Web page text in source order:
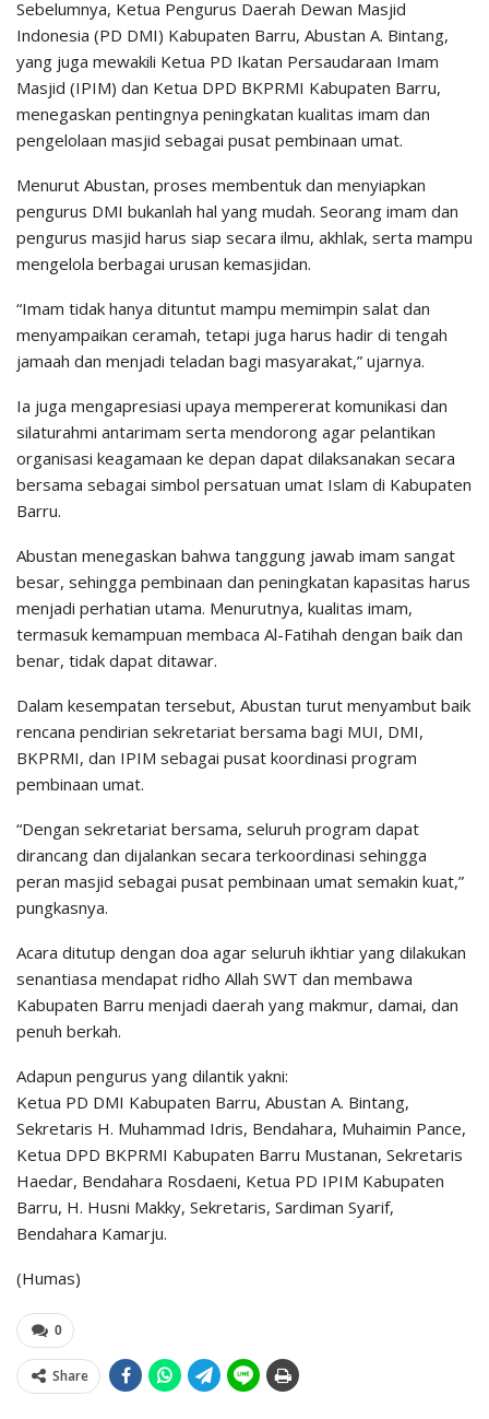
Sebelumnya, Ketua Pengurus Daerah Dewan Masjid
Indonesia (PD DMI) Kabupaten Barru, Abustan A. Bintang,
yang juga mewakili Ketua PD Ikatan Persaudaraan Imam
Masjid (IPIM) dan Ketua DPD BKPRMI Kabupaten Barru,
menegaskan pentingnya peningkatan kualitas imam dan
pengelolaan masjid sebagai pusat pembinaan umat.
Menurut Abustan, proses membentuk dan menyiapkan
pengurus DMI bukanlah hal yang mudah. Seorang imam dan
pengurus masjid harus siap secara ilmu, akhlak, serta mampu
mengelola berbagai urusan kemasjidan.
“Imam tidak hanya dituntut mampu memimpin salat dan
menyampaikan ceramah, tetapi juga harus hadir di tengah
jamaah dan menjadi teladan bagi masyarakat,” ujarnya.
Ia juga mengapresiasi upaya mempererat komunikasi dan
silaturahmi antarimam serta mendorong agar pelantikan
organisasi keagamaan ke depan dapat dilaksanakan secara
bersama sebagai simbol persatuan umat Islam di Kabupaten
Barru.
Abustan menegaskan bahwa tanggung jawab imam sangat
besar, sehingga pembinaan dan peningkatan kapasitas harus
menjadi perhatian utama. Menurutnya, kualitas imam,
termasuk kemampuan membaca Al-Fatihah dengan baik dan
benar, tidak dapat ditawar.
Dalam kesempatan tersebut, Abustan turut menyambut baik
rencana pendirian sekretariat bersama bagi MUI, DMI,
BKPRMI, dan IPIM sebagai pusat koordinasi program
pembinaan umat.
“Dengan sekretariat bersama, seluruh program dapat
dirancang dan dijalankan secara terkoordinasi sehingga
peran masjid sebagai pusat pembinaan umat semakin kuat,”
pungkasnya.
Acara ditutup dengan doa agar seluruh ikhtiar yang dilakukan
senantiasa mendapat ridho Allah SWT dan membawa
Kabupaten Barru menjadi daerah yang makmur, damai, dan
penuh berkah.
Adapun pengurus yang dilantik yakni:
Ketua PD DMI Kabupaten Barru, Abustan A. Bintang,
Sekretaris H. Muhammad Idris, Bendahara, Muhaimin Pance,
Ketua DPD BKPRMI Kabupaten Barru Mustanan, Sekretaris
Haedar, Bendahara Rosdaeni, Ketua PD IPIM Kabupaten
Barru, H. Husni Makky, Sekretaris, Sardiman Syarif,
Bendahara Kamarju.
(Humas)
0
Share